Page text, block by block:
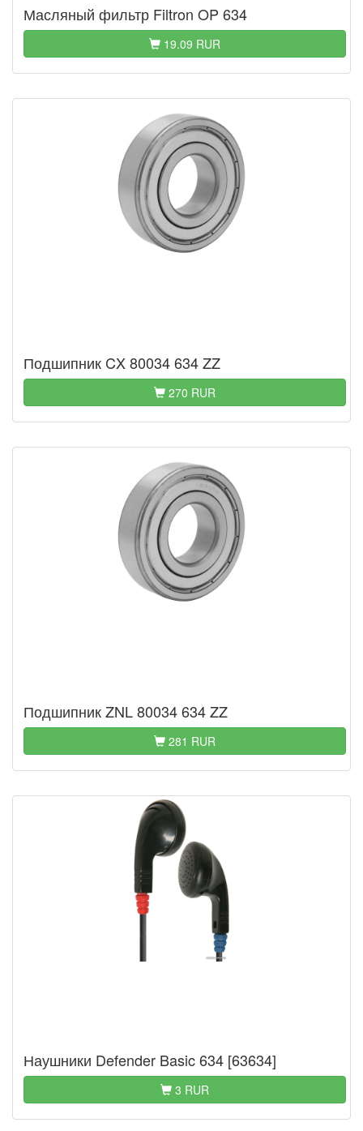
Масляный фильтр Filtron OP 634
19.09 RUR
Подшипник CX 80034 634 ZZ
270 RUR
Подшипник ZNL 80034 634 ZZ
281 RUR
Наушники Defender Basic 634 [63634]
3 RUR